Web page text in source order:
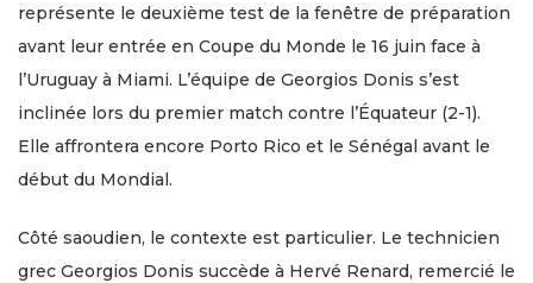
représente le deuxième test de la fenêtre de préparation
avant leur entrée en Coupe du Monde le 16 juin face à
l’Uruguay à Miami. L’équipe de Georgios Donis s’est
inclinée lors du premier match contre l’Équateur (2-1).
Elle affrontera encore Porto Rico et le Sénégal avant le
début du Mondial.
Côté saoudien, le contexte est particulier. Le technicien
grec Georgios Donis succède à Hervé Renard, remercié le